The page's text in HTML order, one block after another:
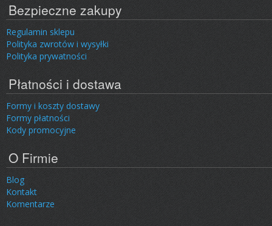
Bezpieczne zakupy
Regulamin sklepu
Polityka zwrotów i wysyłki
Polityka prywatności
Płatności i dostawa
Formy i koszty dostawy
Formy płatności
Kody promocyjne
O Firmie
Blog
Kontakt
Komentarze